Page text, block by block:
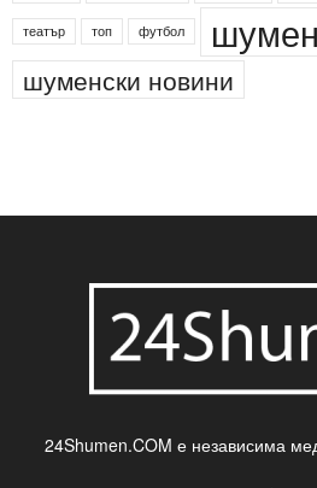
театър топ футбол шумен
шуменски новини
24Shumen.COM е независима